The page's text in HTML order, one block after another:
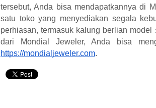
tersebut, Anda bisa mendapatkannya di
satu toko yang menyediakan segala
perhiasan, termasuk kalung berlian model
dari
Mondial Jeweler
https://mondialjeweler.com.